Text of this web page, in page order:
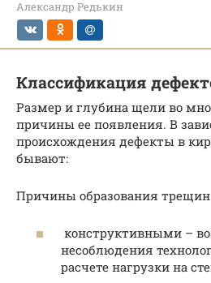
Александр Редькин
Классификация
Размер и глубина щели во
причины ее появления. В
происхождения дефекты в
бывают:
Причины образования трещин
конструктивными –
несоблюдения
расчете нагрузки на